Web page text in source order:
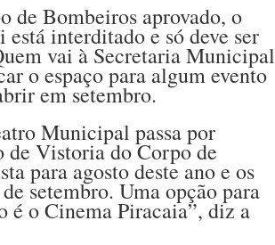
de Bombeiros aprovado, o
interditado e só deve ser
vai à Secretaria Municipal
o espaço para algum evento
em setembro.
Municipal passa por
de Vistoria do Corpo de
para agosto deste ano e os
setembro. Uma opção para
é o Cinema Piracaia”, diz a